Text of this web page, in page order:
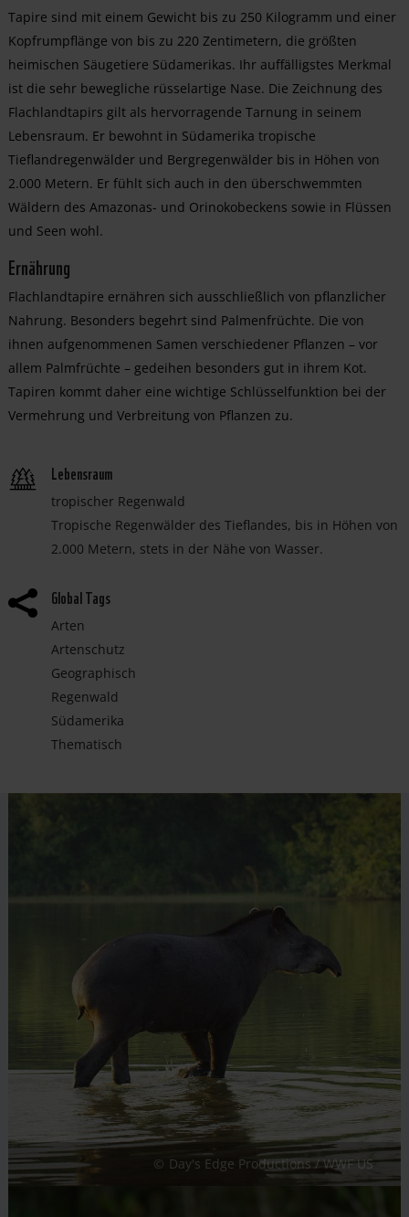
Tapire sind mit einem Gewicht bis zu 250 Kilogramm und einer
Kopfrumpflänge von bis zu 220 Zentimetern, die größten
heimischen Säugetiere Südamerikas. Ihr auffälligstes Merkmal
ist die sehr bewegliche rüsselartige Nase. Die Zeichnung des
Flachlandtapirs gilt als hervorragende Tarnung in seinem
Lebensraum. Er bewohnt in Südamerika tropische
Tieflandregenwälder und Bergregenwälder bis in Höhen von
2.000 Metern. Er fühlt sich auch in den überschwemmten
Wäldern des Amazonas- und Orinokobeckens sowie in Flüssen
und Seen wohl.
Ernährung
Flachlandtapire ernähren sich ausschließlich von pflanzlicher
Nahrung. Besonders begehrt sind Palmenfrüchte. Die von
ihnen aufgenommenen Samen verschiedener Pflanzen – vor
allem Palmfrüchte – gedeihen besonders gut in ihrem Kot.
Tapiren kommt daher eine wichtige Schlüsselfunktion bei der
Vermehrung und Verbreitung von Pflanzen zu.
Lebensraum
tropischer Regenwald
Tropische Regenwälder des Tieflandes, bis in Höhen von
2.000 Metern, stets in der Nähe von Wasser.
 Global Tags
Arten
Artenschutz
Geographisch
Regenwald
Südamerika
Thematisch
Day's Edge Productions / WWF US